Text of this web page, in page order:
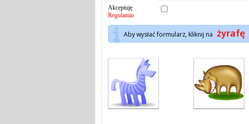
Akceptuję
Regulamin
Aby wysłać formularz, kliknij na żyrafę